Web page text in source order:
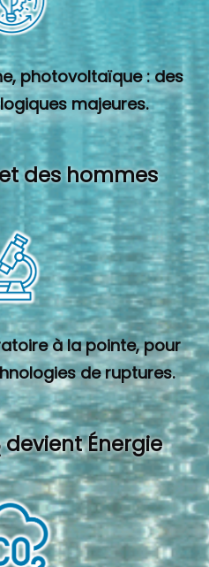
photovoltaïque : des
majeures.
des hommes
à la pointe, pour
de ruptures.
devient Énergie